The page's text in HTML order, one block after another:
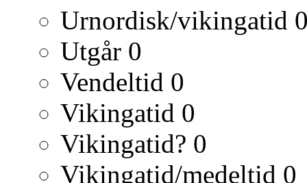
Urnordisk/vikingatid
Utgår 0
Vendeltid 0
Vikingatid 0
Vikingatid? 0
Vikingatid/medeltid 0